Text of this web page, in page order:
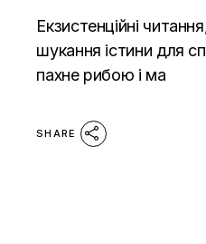
Екзистенційні
шукання істини для
пахне рибою і ма
SHARE